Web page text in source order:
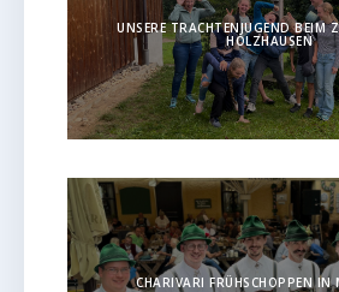
UNSERE TRACHTENJUGEND BEIM
HOLZHAUSEN
CHARIVARI FRÜHSCHOPPEN IN